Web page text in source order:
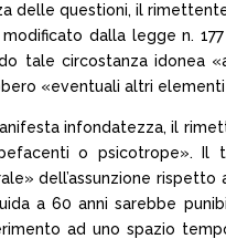
delle questioni, il
dalla legge n.
tale circostanza idonea
«eventuali altri
infondatezza, il
o psicotrope». Il
dell’assunzione
a 60 anni sarebbe
ad uno spazio